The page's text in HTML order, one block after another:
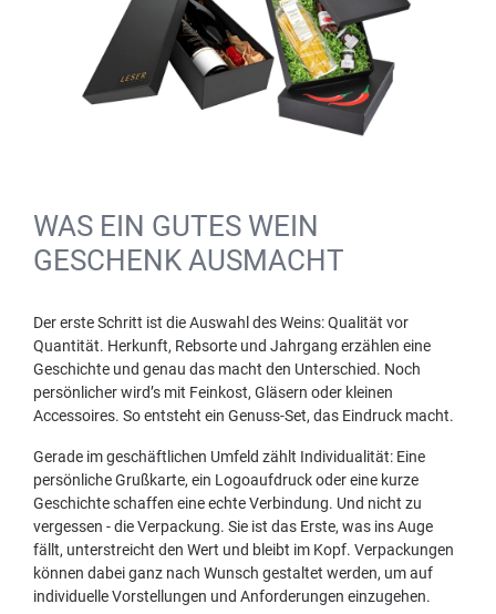
WAS EIN GUTES WEIN
GESCHENK AUSMACHT
Der erste Schritt ist die Auswahl des Weins: Qualität vor
Quantität. Herkunft, Rebsorte und Jahrgang erzählen eine
Geschichte und genau das macht den Unterschied. Noch
persönlicher wird’s mit Feinkost, Gläsern oder kleinen
Accessoires. So entsteht ein Genuss-Set, das Eindruck macht.
Gerade im geschäftlichen Umfeld zählt Individualität: Eine
persönliche Grußkarte, ein Logoaufdruck oder eine kurze
Geschichte schaffen eine echte Verbindung. Und nicht zu
vergessen - die Verpackung. Sie ist das Erste, was ins Auge
fällt, unterstreicht den Wert und bleibt im Kopf. Verpackungen
können dabei ganz nach Wunsch gestaltet werden, um auf
individuelle Vorstellungen und Anforderungen einzugehen.